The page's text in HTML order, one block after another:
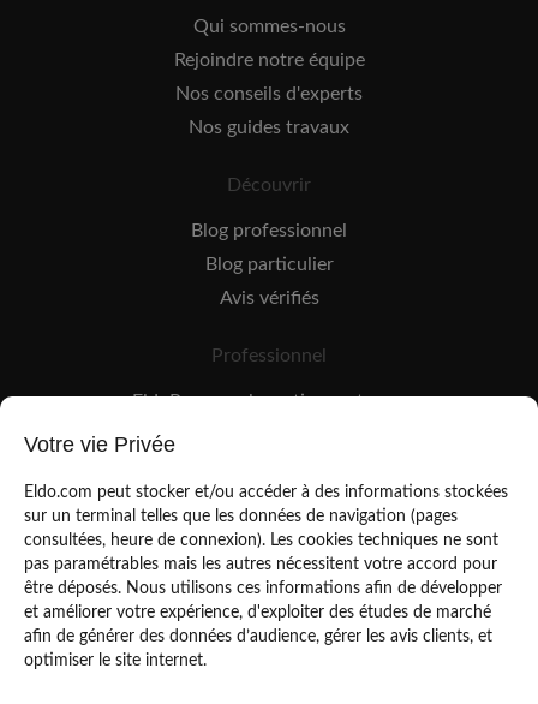
Qui sommes-nous
Rejoindre notre équipe
Nos conseils d'experts
Nos guides travaux
Découvrir
Blog professionnel
Blog particulier
Avis vérifiés
Professionnel
EldoPro pour les artisans et pros
EldoNetwork pour les réseaux, marques et industriels
Mentions légales
Votre vie Privée
Eldo.com peut stocker et/ou accéder à des informations stockées
sur un terminal telles que les données de navigation (pages
consultées, heure de connexion). Les cookies techniques ne sont
pas paramétrables mais les autres nécessitent votre accord pour
être déposés. Nous utilisons ces informations afin de développer
et améliorer votre expérience, d'exploiter des études de marché
afin de générer des données d’audience, gérer les avis clients, et
optimiser le site internet.